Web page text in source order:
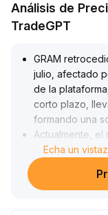
Análisis de
TradeGPT
GRAM
julio, afectado
de la
corto plazo,
formando una
Actualmente, el
soporte de
del sector de
estructural a
Echa un